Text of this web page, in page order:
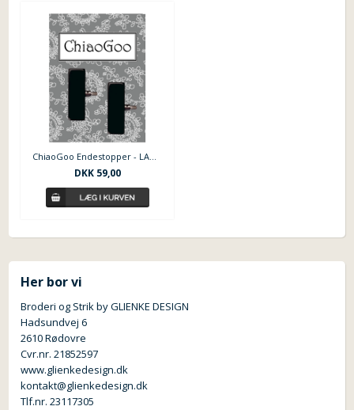
ChiaoGoo Endestopper - LARGE
DKK 59,00
Her bor vi
Broderi og Strik by GLIENKE DESIGN
Hadsundvej 6
2610 Rødovre
Cvr.nr. 21852597
www.glienkedesign.dk
kontakt@glienkedesign.dk
Tlf.nr. 23117305